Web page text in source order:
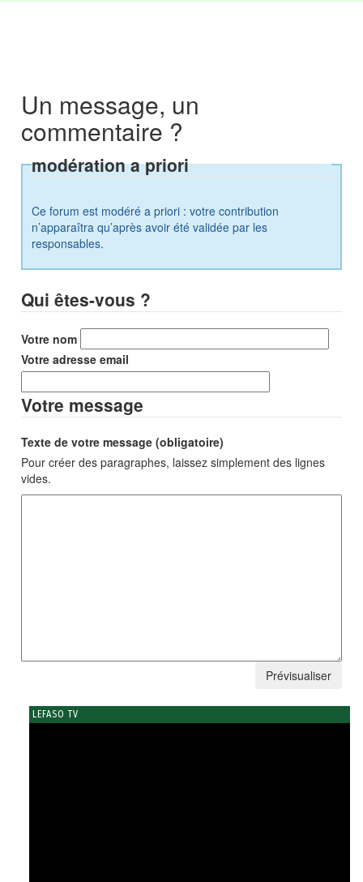
Un message, un
commentaire ?
modération a priori
Ce forum est modéré a priori : votre contribution
n’apparaîtra qu’après avoir été validée par les
responsables.
Qui êtes-vous ?
Votre nom
Votre adresse email
Votre message
Texte de votre message (obligatoire)
Pour créer des paragraphes, laissez simplement des lignes
vides.
LEFASO TV